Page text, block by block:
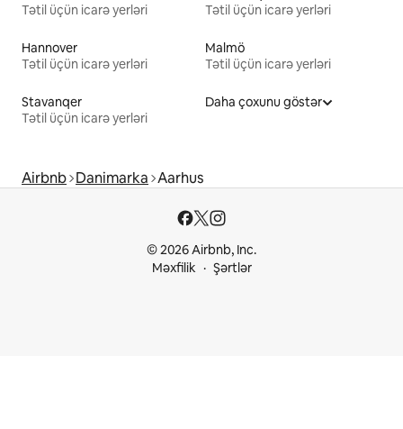
Tətil üçün icarə yerləri
Tətil üçün icarə yerləri
Hannover
Tətil üçün icarə yerləri
Malmö
Tətil üçün icarə yerləri
Stavanqer
Tətil üçün icarə yerləri
Daha çoxunu göstər
Airbnb Danimarka Aarhus
© 2026 Airbnb, Inc.
Məxfilik
Şərtlər